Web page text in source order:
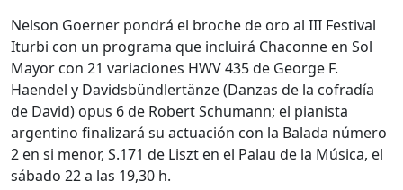
Nelson Goerner pondrá el broche de oro al III Festival
Iturbi con un programa que incluirá Chaconne en Sol
Mayor con 21 variaciones HWV 435 de George F.
Haendel y Davidsbündler­tänze (Danzas de la cofradía
de David) opus 6 de Robert Schumann; el pianista
argentino finalizará su actuación con la Balada número
2 en si menor, S.171 de Liszt en el Palau de la Música, el
sábado 22 a las 19,30 h.